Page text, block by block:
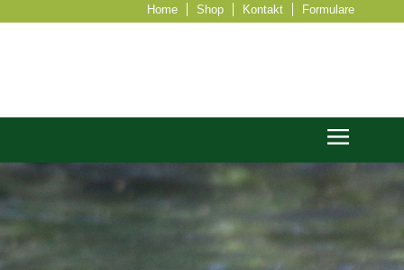
Home Shop Kontakt Formulare